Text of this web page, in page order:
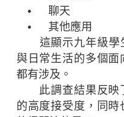
• 聊天
• 其他應用
這顯示九年級學
與日常生活的多個
都有涉及。
此調查結果反映
的高度接受度，同時